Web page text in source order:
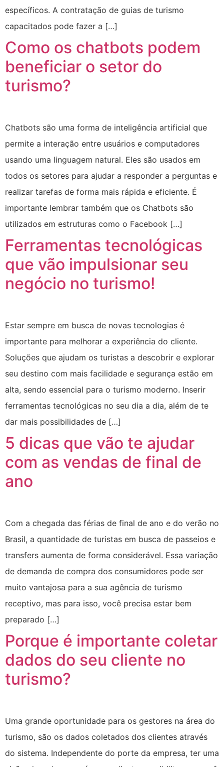
específicos. A contratação de guias de turismo
capacitados pode fazer a […]
Como os chatbots podem
beneficiar o setor do
turismo?
Chatbots são uma forma de inteligência artificial que
permite a interação entre usuários e computadores
usando uma linguagem natural. Eles são usados em
todos os setores para ajudar a responder a perguntas e
realizar tarefas de forma mais rápida e eficiente. É
importante lembrar também que os Chatbots são
utilizados em estruturas como o Facebook […]
Ferramentas tecnológicas
que vão impulsionar seu
negócio no turismo!
Estar sempre em busca de novas tecnologias é
importante para melhorar a experiência do cliente.
Soluções que ajudam os turistas a descobrir e explorar
seu destino com mais facilidade e segurança estão em
alta, sendo essencial para o turismo moderno. Inserir
ferramentas tecnológicas no seu dia a dia, além de te
dar mais possibilidades de […]
5 dicas que vão te ajudar
com as vendas de final de
ano
Com a chegada das férias de final de ano e do verão no
Brasil, a quantidade de turistas em busca de passeios e
transfers aumenta de forma considerável. Essa variação
de demanda de compra dos consumidores pode ser
muito vantajosa para a sua agência de turismo
receptivo, mas para isso, você precisa estar bem
preparado […]
Porque é importante coletar
dados do seu cliente no
turismo?
Uma grande oportunidade para os gestores na área do
turismo, são os dados coletados dos clientes através
do sistema. Independente do porte da empresa, ter uma